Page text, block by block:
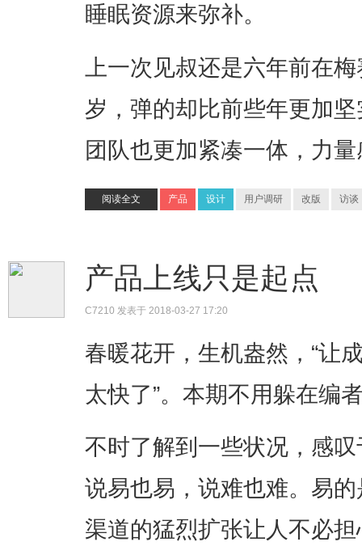
睡眠资源来弥补。
上一次见叔还是六年前在
岁，弹的却比前些年更加
团队也更加紧凑一体，力
阅读全文 产品 设计 用户调研 改版 访谈
产品上线只是起点
C7210 发表于 2018-03-27 17:20
春暖花开，生机盎然，“让
太快了”。本期不用躲在编
不时了解到一些状况，感
说易也易，说难也难。易
渠道的猛烈扩张让人不必